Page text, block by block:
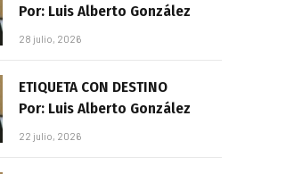
Por: Luis Alberto González
28 julio, 2026
ETIQUETA CON DESTINO
Por: Luis Alberto González
22 julio, 2026